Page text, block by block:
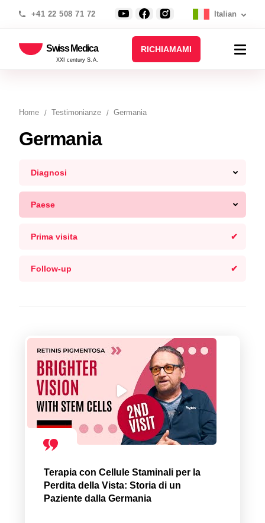
+41 22 508 71 72 Italian
Swiss Medica
XXI century S.A.
RICHIAMAMI
Home Testimonianze Germania
Germania
Diagnosi
Paese
Prima visita
Follow-up
Terapia con Cellule Staminali per la
Perdita della Vista: Storia di un
Paziente dalla Germania